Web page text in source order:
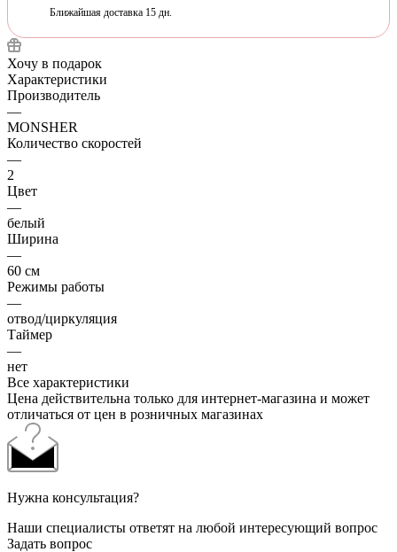
Ближайшая доставка 15 дн.
Хочу в подарок
Характеристики
Производитель
—
MONSHER
Количество скоростей
—
2
Цвет
—
белый
Ширина
—
60 см
Режимы работы
—
отвод/циркуляция
Таймер
—
нет
Все характеристики
Цена действительна только для интернет-магазина и может
отличаться от цен в розничных магазинах
Нужна консультация?
Наши специалисты ответят на любой интересующий вопрос
Задать вопрос